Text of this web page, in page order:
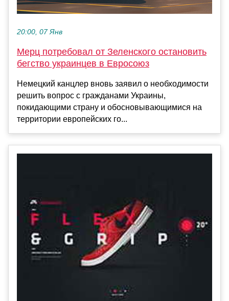
20:00, 07 Янв
Мерц потребовал от Зеленского остановить
бегство украинцев в Евросоюз
Немецкий канцлер вновь заявил о необходимости
решить вопрос с гражданами Украины,
покидающими страну и обосновывающимися на
территории европейских го...